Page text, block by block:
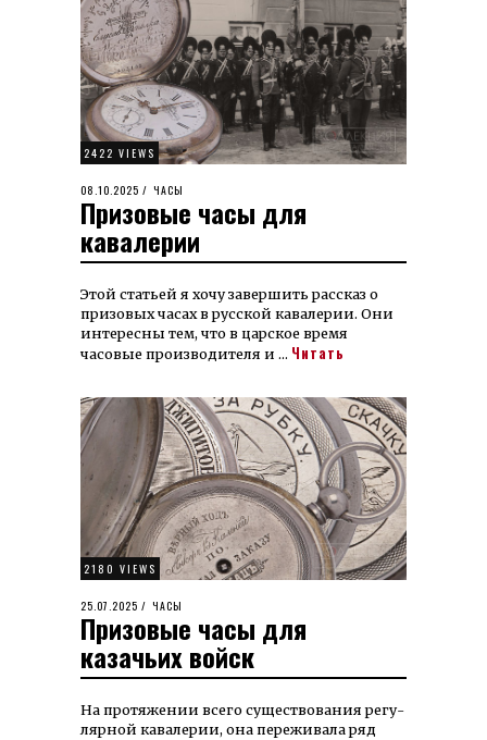
2422 VIEWS
POSTED
ON
08.10.2025 08.10.2025
ЧАСЫ
Призовые часы для
кавалерии
Этой статьей я хо­чу за­вер­шить рас­сказ о
при­зо­вых часах в рус­ской ка­ва­ле­рии. Они
ин­те­рес­ны тем, что в цар­ское время
часовые произ­водителя и … Читать
2180 VIEWS
POSTED
ON
25.07.2025 02.09.2025
ЧАСЫ
Призовые часы для
казачьих войск
На протя­жении всего су­щест­вова­ния регу­
ляр­ной кавалерии, она пере­жи­вала ряд